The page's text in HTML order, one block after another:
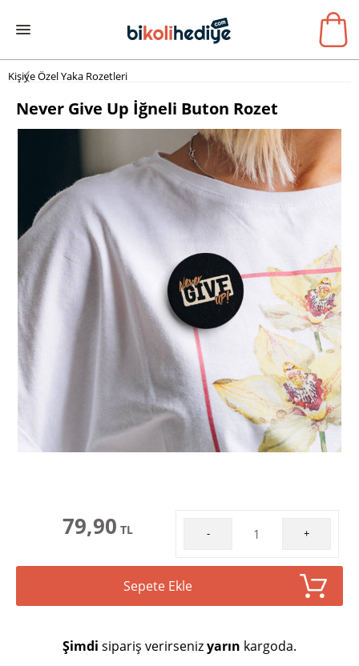
Kişiye Özel Yaka Rozetleri
Never Give Up İğneli Buton Rozet
79,90 TL - +
Sepete Ekle
Şimdi sipariş verirsenizyarın kargoda.